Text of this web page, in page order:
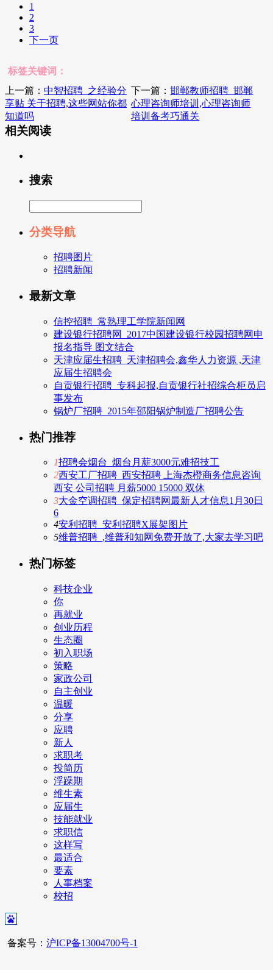
1
2
3
下一页
标签关键词：
上一篇： 中智招聘_之经验分
享贴 关于招聘,这些网站你都
知道吗
下一篇：邯郸教师招聘_邯郸
心理咨询师培训,心理咨询师
培训备考巧通关
相关阅读
搜索
分类导航
招聘图片
招聘新闻
最新文章
信控招聘_常熟理工学院新闻网
建设银行招聘网_2017中国建设银行校园招聘网申
报名指导 图文结合
天津应届生招聘_天津招聘会,鑫华人力资源 ,天津
应届生招聘会
自贡银行招聘_专科起报,自贡银行社招综合柜员启
事发布
锅炉厂招聘_2015年邵阳锅炉制造厂招聘公告
热门推荐
1招聘会烟台_烟台月薪3000元难招技工
2西安工厂招聘_西安招聘 上海杰橙商务信息咨询
西安 公司招聘 月薪5000 15000 双休
3大金空调招聘_保定招聘网最新人才信息1月30日
6
4安利招聘_安利招聘X展架图片
5维普招聘_,维普和知网免费开放了,大家去学习吧
热门标签
科技企业
你
再就业
创业历程
生态圈
初入职场
策略
家政公司
自主创业
温暖
分享
应聘
新人
求职考
投简历
浮躁期
维生素
应届生
技能就业
求职信
这样写
最适合
要素
人事档案
校招
备案号： 沪ICP备13004700号-1